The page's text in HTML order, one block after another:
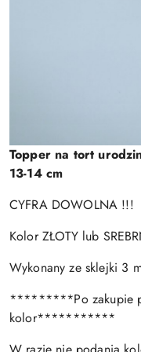
Topper na tort
13-14 cm
CYFRA DOWOLNA !!!
Kolor ZŁOTY lub
Wykonany ze sklejki 3
*********Po zakupie
kolor***********